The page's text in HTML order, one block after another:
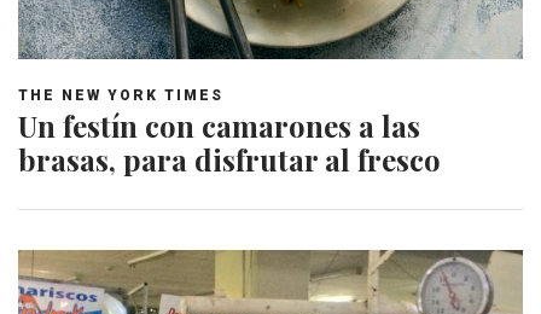
THE NEW YORK TIMES
Un festín con camarones a las
brasas, para disfrutar al fresco